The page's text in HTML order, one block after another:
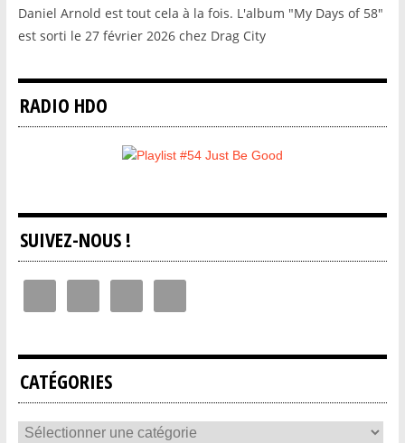
Daniel Arnold est tout cela à la fois. L'album "My Days of 58"
est sorti le 27 février 2026 chez Drag City
RADIO HDO
SUIVEZ-NOUS !
CATÉGORIES